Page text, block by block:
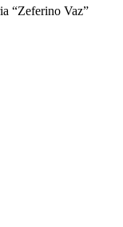
“Zeferino Vaz”